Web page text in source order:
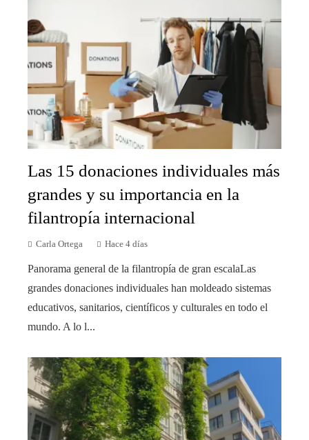
Las 15 donaciones individuales más
grandes y su importancia en la
filantropía internacional
Carla Ortega Hace 4 días
Panorama general de la filantropía de gran escalaLas
grandes donaciones individuales han moldeado sistemas
educativos, sanitarios, científicos y culturales en todo el
mundo. A lo l...